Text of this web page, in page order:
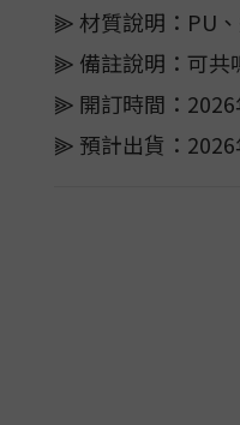
⫸ 材質說明：PU
⫸ 備註說明：可共
⫸ 開訂時間：2026
⫸ 預計出貨：